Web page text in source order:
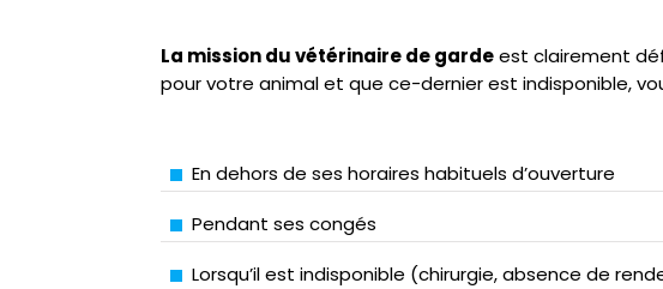
La mission du vétérinaire de gardeest clairement
pour votre animal et que ce-dernier est indisponible,
En dehors de ses horaires habituels d’ouverture
Pendant ses congés
Lorsqu’il est indisponible (chirurgie, absence de